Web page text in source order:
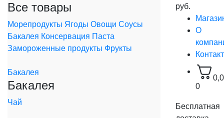
Все товары
Морепродукты Ягоды Овощи Соусы
Бакалея Консервация Паста
Замороженные продукты Фрукты
Бакалея
Бакалея
Чай
руб.
О
0
Бесплатная